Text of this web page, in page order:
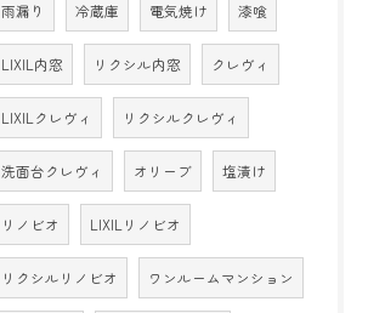
雨漏り 冷蔵庫 電気焼け 漆喰
LIXIL内窓 リクシル内窓 クレヴィ
LIXILクレヴィ リクシルクレヴィ
洗面台クレヴィ オリーブ 塩漬け
リノビオ LIXILリノビオ
リクシルリノビオ ワンルームマンション